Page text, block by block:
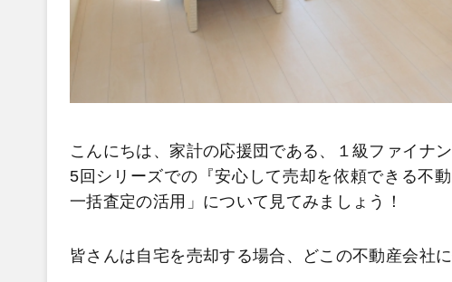
こんにちは、家計の応援団である、１級ファイナ
5回シリーズでの『安心して売却を依頼できる不
一括査定の活用」について見てみましょう！
皆さんは自宅を売却する場合、どこの不動産会社